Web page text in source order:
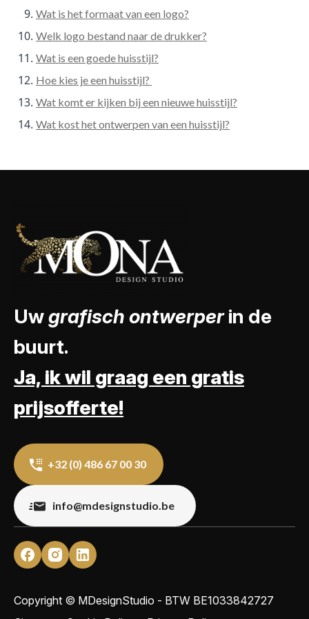
Wat is het formaat van een logo?
Welk logo bestand naar de drukker?
Wat is een goede huisstijl?
Hoe kies je een huisstijl?
Wat komt er kijken bij een nieuwe huisstijl?
Wat kost het ontwerpen van een huisstijl?
Uwgrafisch ontwerperin de
buurt.
Ja, ik wil graag een gratis
prijsofferte!
+32 (0) 486 67 00 30
info@mdesignstudio.be
Copyright © MDesignStudio - BTW BE1033842727